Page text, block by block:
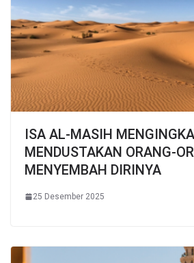
ISA AL-MASIH
MENDUSTAKAN ORANG-
MENYEMBAH DIRINYA
25 Desember 2025